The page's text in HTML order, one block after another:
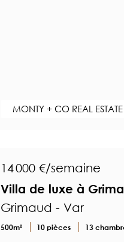
MONTY + CO REAL ESTATE
14 000 €/semaine
Villa de luxe à
Grimaud - Var
500m² 10 pièces 13